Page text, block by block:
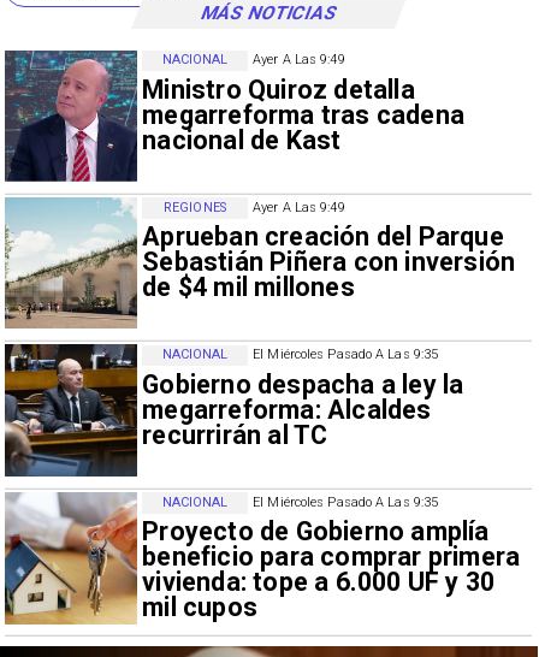
MÁS NOTICIAS
Ayer A Las 9:49
Ministro Quiroz detalla
megarreforma tras cadena
nacional de Kast
NACIONAL
Ayer A Las 9:49
Aprueban creación del Parque
Sebastián Piñera con inversión
de $4 mil millones
REGIONES
El Miércoles Pasado A Las 9:35
Gobierno despacha a ley la
megarreforma: Alcaldes
recurrirán al TC
NACIONAL
El Miércoles Pasado A Las 9:35
Proyecto de Gobierno amplía
beneficio para comprar primera
vivienda: tope a 6.000 UF y 30
mil cupos
NACIONAL